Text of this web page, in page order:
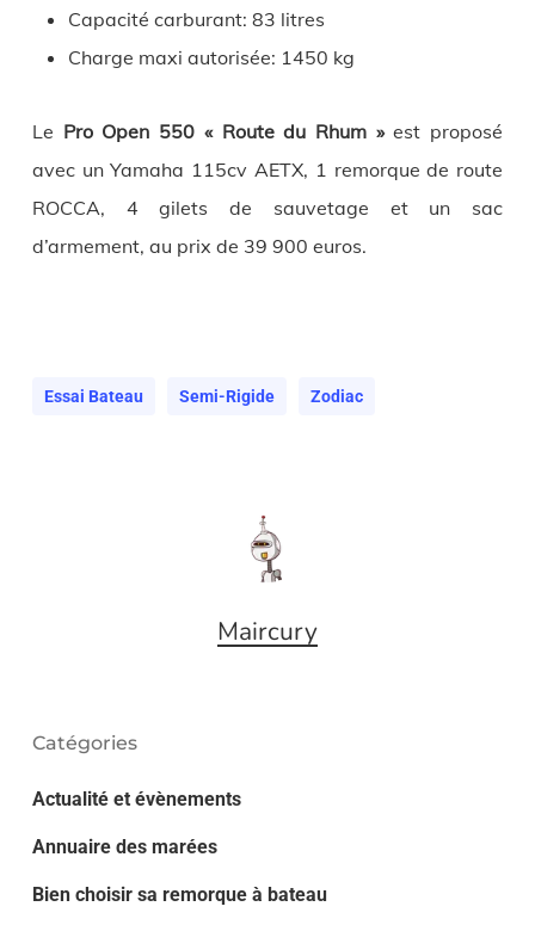
Capacité carburant: 83 litres
Charge maxi autorisée: 1450 kg
Le Pro Open 550 « Route du Rhum »est proposé
avec un Yamaha 115cv AETX, 1 remorque de route
ROCCA, 4 gilets de sauvetage et un sac
d’armement, au prix de 39 900 euros.
Essai Bateau Semi-Rigide Zodiac
Maircury
Catégories
Actualité et évènements
Annuaire des marées
Bien choisir sa remorque à bateau